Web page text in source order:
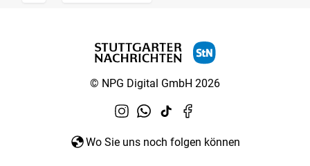
© NPG Digital GmbH 2026
Wo Sie uns noch folgen können